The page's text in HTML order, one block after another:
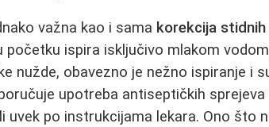
važna kao i sama korekcija stidnih
početku ispira isključivo mlakom
nužde, obavezno je nežno ispiranje i
upotreba antiseptičkih
uvek po instrukcijama lekara. Ono što